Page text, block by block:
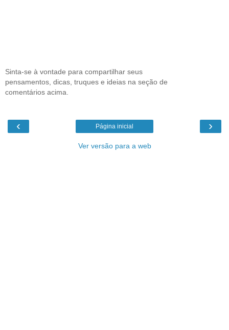
Sinta-se à vontade para compartilhar seus
pensamentos, dicas, truques e ideias na seção de
comentários acima.
‹ ›
Página inicial
Ver versão para a web